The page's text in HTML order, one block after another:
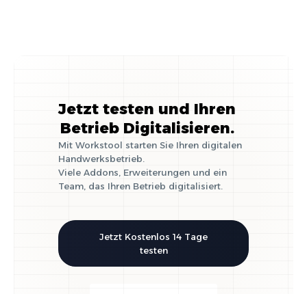
Jetzt testen und Ihren
Betrieb Digitalisieren.
Mit Workstool starten Sie Ihren digitalen
Handwerksbetrieb.
Viele Addons, Erweiterungen und ein
Team, das Ihren Betrieb digitalisiert.
Jetzt Kostenlos 14 Tage
testen